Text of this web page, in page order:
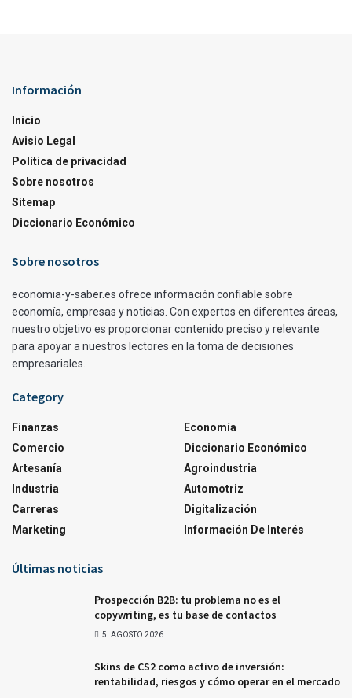
Información
Inicio
Avisio Legal
Política de privacidad
Sobre nosotros
Sitemap
Diccionario Económico
Sobre nosotros
economia-y-saber.es ofrece información confiable sobre
economía, empresas y noticias. Con expertos en diferentes áreas,
nuestro objetivo es proporcionar contenido preciso y relevante
para apoyar a nuestros lectores en la toma de decisiones
empresariales.
Category
Finanzas
Comercio
Artesanía
Industria
Carreras
Marketing
Economía
Diccionario Económico
Agroindustria
Automotriz
Digitalización
Información De Interés
Últimas noticias
Prospección B2B: tu problema no es el
copywriting, es tu base de contactos
5. AGOSTO 2026
Skins de CS2 como activo de inversión:
rentabilidad, riesgos y cómo operar en el mercado